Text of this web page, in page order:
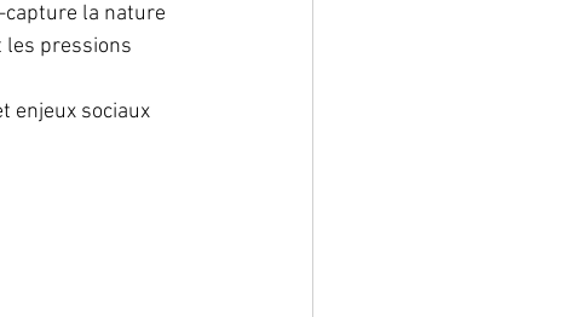
la nature
les pressions
enjeux sociaux